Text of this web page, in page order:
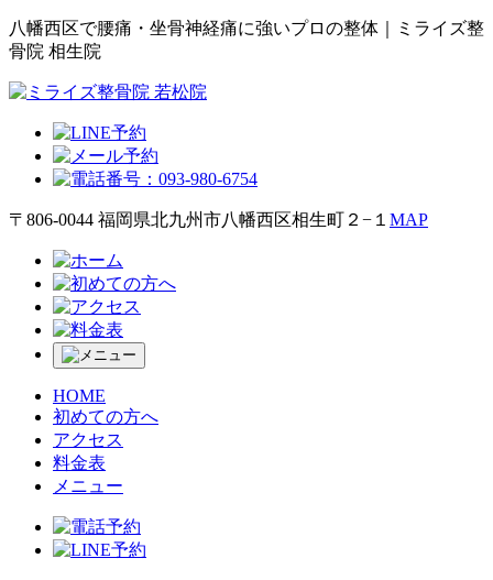
八幡西区で腰痛・坐骨神経痛に強いプロの整体｜ミライズ整
骨院 相生院
〒806-0044 福岡県北九州市八幡西区相生町２−１ MAP
HOME
初めての方へ
アクセス
料金表
メニュー